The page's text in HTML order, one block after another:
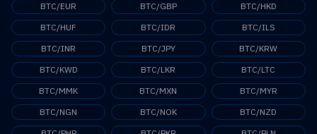
BTC/EUR
BTC/GBP
BTC/HKD
BTC/HUF
BTC/IDR
BTC/ILS
BTC/INR
BTC/JPY
BTC/KRW
BTC/KWD
BTC/LKR
BTC/LTC
BTC/MMK
BTC/MXN
BTC/MYR
BTC/NGN
BTC/NOK
BTC/NZD